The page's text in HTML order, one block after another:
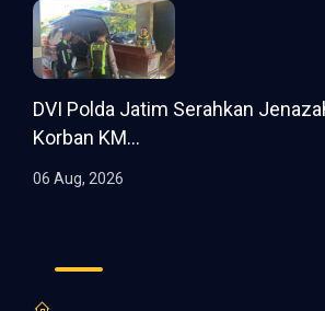
DVI Polda Jatim Serahkan
Korban KM...
06 Aug, 2026